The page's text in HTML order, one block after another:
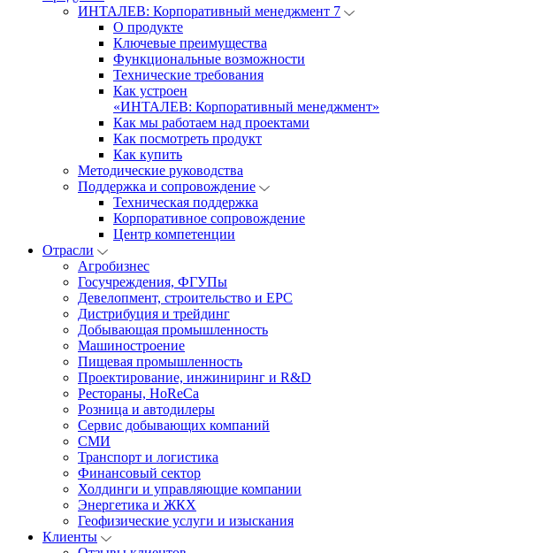
ИНТАЛЕВ: Корпоративный менеджмент 7
О продукте
Ключевые преимущества
Функциональные возможности
Технические требования
Как устроен
«ИНТАЛЕВ: Корпоративный менеджмент»
Как мы работаем над проектами
Как посмотреть продукт
Как купить
Методические руководства
Поддержка и сопровождение
Техническая поддержка
Корпоративное сопровождение
Центр компетенции
Отрасли
Агробизнес
Госучреждения, ФГУПы
Девелопмент, строительство и EPC
Дистрибуция и трейдинг
Добывающая промышленность
Машиностроение
Пищевая промышленность
Проектирование, инжиниринг и R&D
Рестораны, HoReCa
Розница и автодилеры
Сервис добывающих компаний
СМИ
Транспорт и логистика
Финансовый сектор
Холдинги и управляющие компании
Энергетика и ЖКХ
Геофизические услуги и изыскания
Клиенты